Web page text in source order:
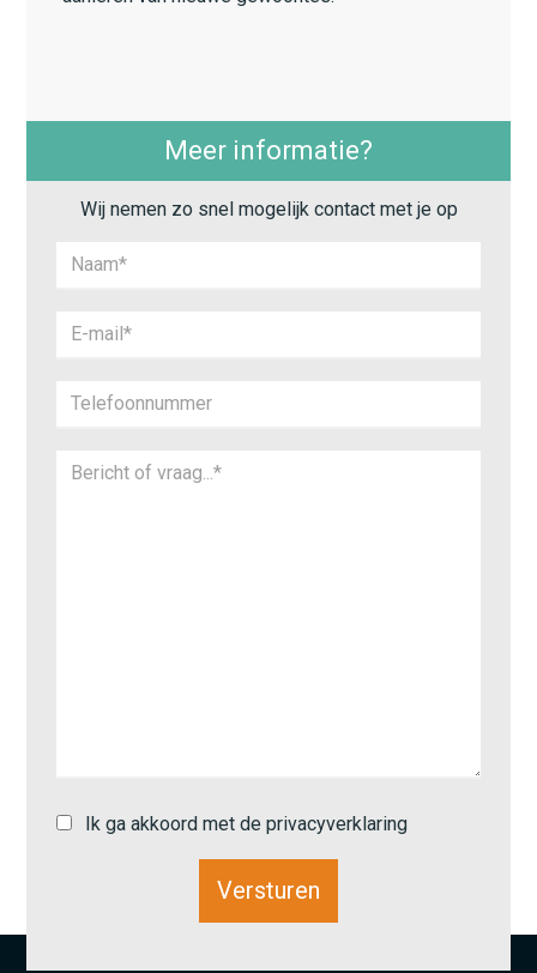
Meer informatie?
Wij nemen zo snel mogelijk contact met je op
Ik ga akkoord met de privacyverklaring